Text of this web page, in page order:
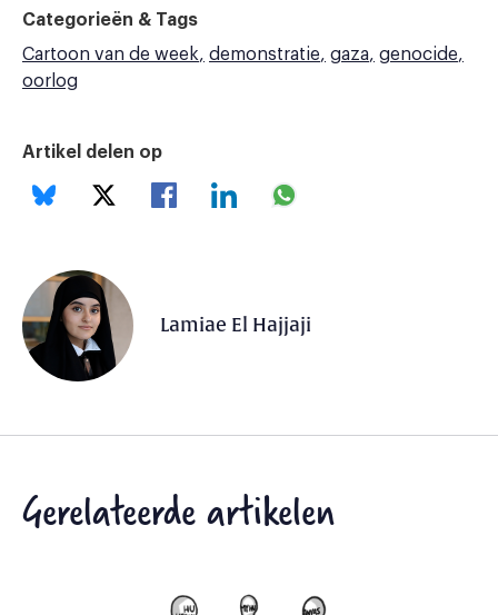
Categorieën & Tags
Cartoon van de week
demonstratie gaza
genocide
oorlog
Artikel delen op
Lamiae El Hajjaji
Gerelateerde artikelen